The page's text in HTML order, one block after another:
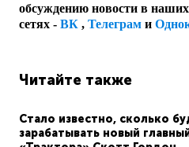
обсуждению новости в
сетях - ВК , Телеграм и
Читайте также
Стало известно, сколько
зарабатывать новый